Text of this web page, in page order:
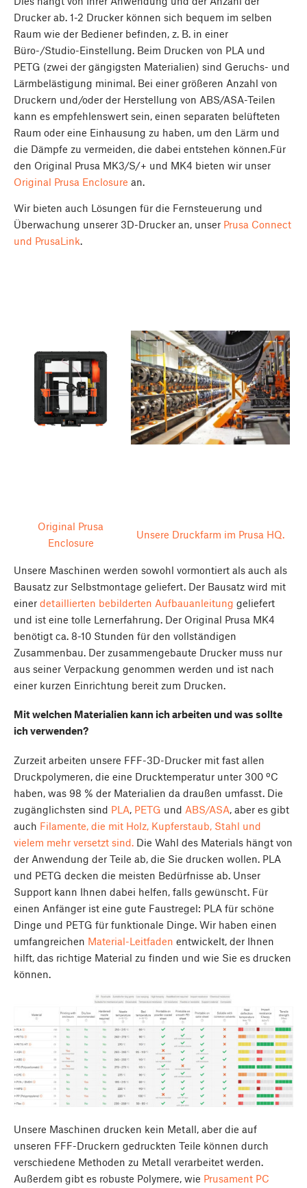
Drucker ab. 1-2 Drucker können sich bequem im selben
Raum wie der Bediener befinden, z. B. in einer
Büro-/Studio-Einstellung. Beim Drucken von PLA und
PETG (zwei der gängigsten Materialien) sind Geruchs- und
Lärmbelästigung minimal. Bei einer größeren Anzahl von
Druckern und/oder der Herstellung von ABS/ASA-Teilen
kann es empfehlenswert sein, einen separaten belüfteten
Raum oder eine Einhausung zu haben, um den Lärm und
die Dämpfe zu vermeiden, die dabei entstehen können.Für
den Original Prusa MK3/S/+ und MK4 bieten wir unser
Original Prusa Enclosure an.
Wir bieten auch Lösungen für die Fernsteuerung und
Überwachung unserer 3D-Drucker an, unser Prusa Connect
und PrusaLink.
Original Prusa
Enclosure
Unsere Druckfarm im Prusa HQ.
Unsere Maschinen werden sowohl vormontiert als auch als
Bausatz zur Selbstmontage geliefert. Der Bausatz wird mit
einer detaillierten bebilderten Aufbauanleitung geliefert
und ist eine tolle Lernerfahrung. Der Original Prusa MK4
benötigt ca. 8-10 Stunden für den vollständigen
Zusammenbau. Der zusammengebaute Drucker muss nur
aus seiner Verpackung genommen werden und ist nach
einer kurzen Einrichtung bereit zum Drucken.
Mit welchen Materialien kann ich arbeiten und was sollte
ich verwenden?
Zurzeit arbeiten unsere FFF-3D-Drucker mit fast allen
Druckpolymeren, die eine Drucktemperatur unter 300 ºC
haben, was 98 % der Materialien da draußen umfasst. Die
zugänglichsten sind PLA, PETG und ABS/ASA, aber es gibt
auch Filamente, die mit Holz, Kupferstaub, Stahl und
vielem mehr versetzt sind. Die Wahl des Materials hängt von
der Anwendung der Teile ab, die Sie drucken wollen. PLA
und PETG decken die meisten Bedürfnisse ab. Unser
Support kann Ihnen dabei helfen, falls gewünscht. Für
einen Anfänger ist eine gute Faustregel: PLA für schöne
Dinge und PETG für funktionale Dinge. Wir haben einen
umfangreichen Material-Leitfaden entwickelt, der Ihnen
hilft, das richtige Material zu finden und wie Sie es drucken
können.
Unsere Maschinen drucken kein Metall, aber die auf
unseren FFF-Druckern gedruckten Teile können durch
verschiedene Methoden zu Metall verarbeitet werden.
Außerdem gibt es robuste Polymere, wie Prusament PC